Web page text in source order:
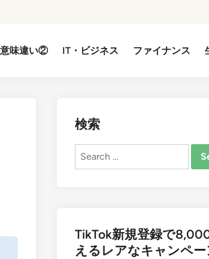
意味違い② IT・ビジネス ファイナンス
検索
Search
TikTok新規登録で
えるレアなキャンペー